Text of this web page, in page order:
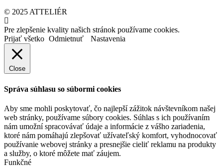
© 2025 ATTELIÉR
Pre zlepšenie kvality našich stránok používame cookies.
Prijať všetko Odmietnuť Nastavenia
Close
Správa súhlasu so súbormi cookies
Aby sme mohli poskytovať, čo najlepší zážitok návštevníkom našej
web stránky, používame súbory cookies. Súhlas s ich používaním
nám umožní spracovávať údaje a informácie z vášho zariadenia,
ktoré nám pomáhajú zlepšovať užívateľský komfort, vyhodnocovať
používanie webovej stránky a presnejšie cieliť reklamu na produkty
a služby, o ktoré môžete mať záujem.
Funkčné